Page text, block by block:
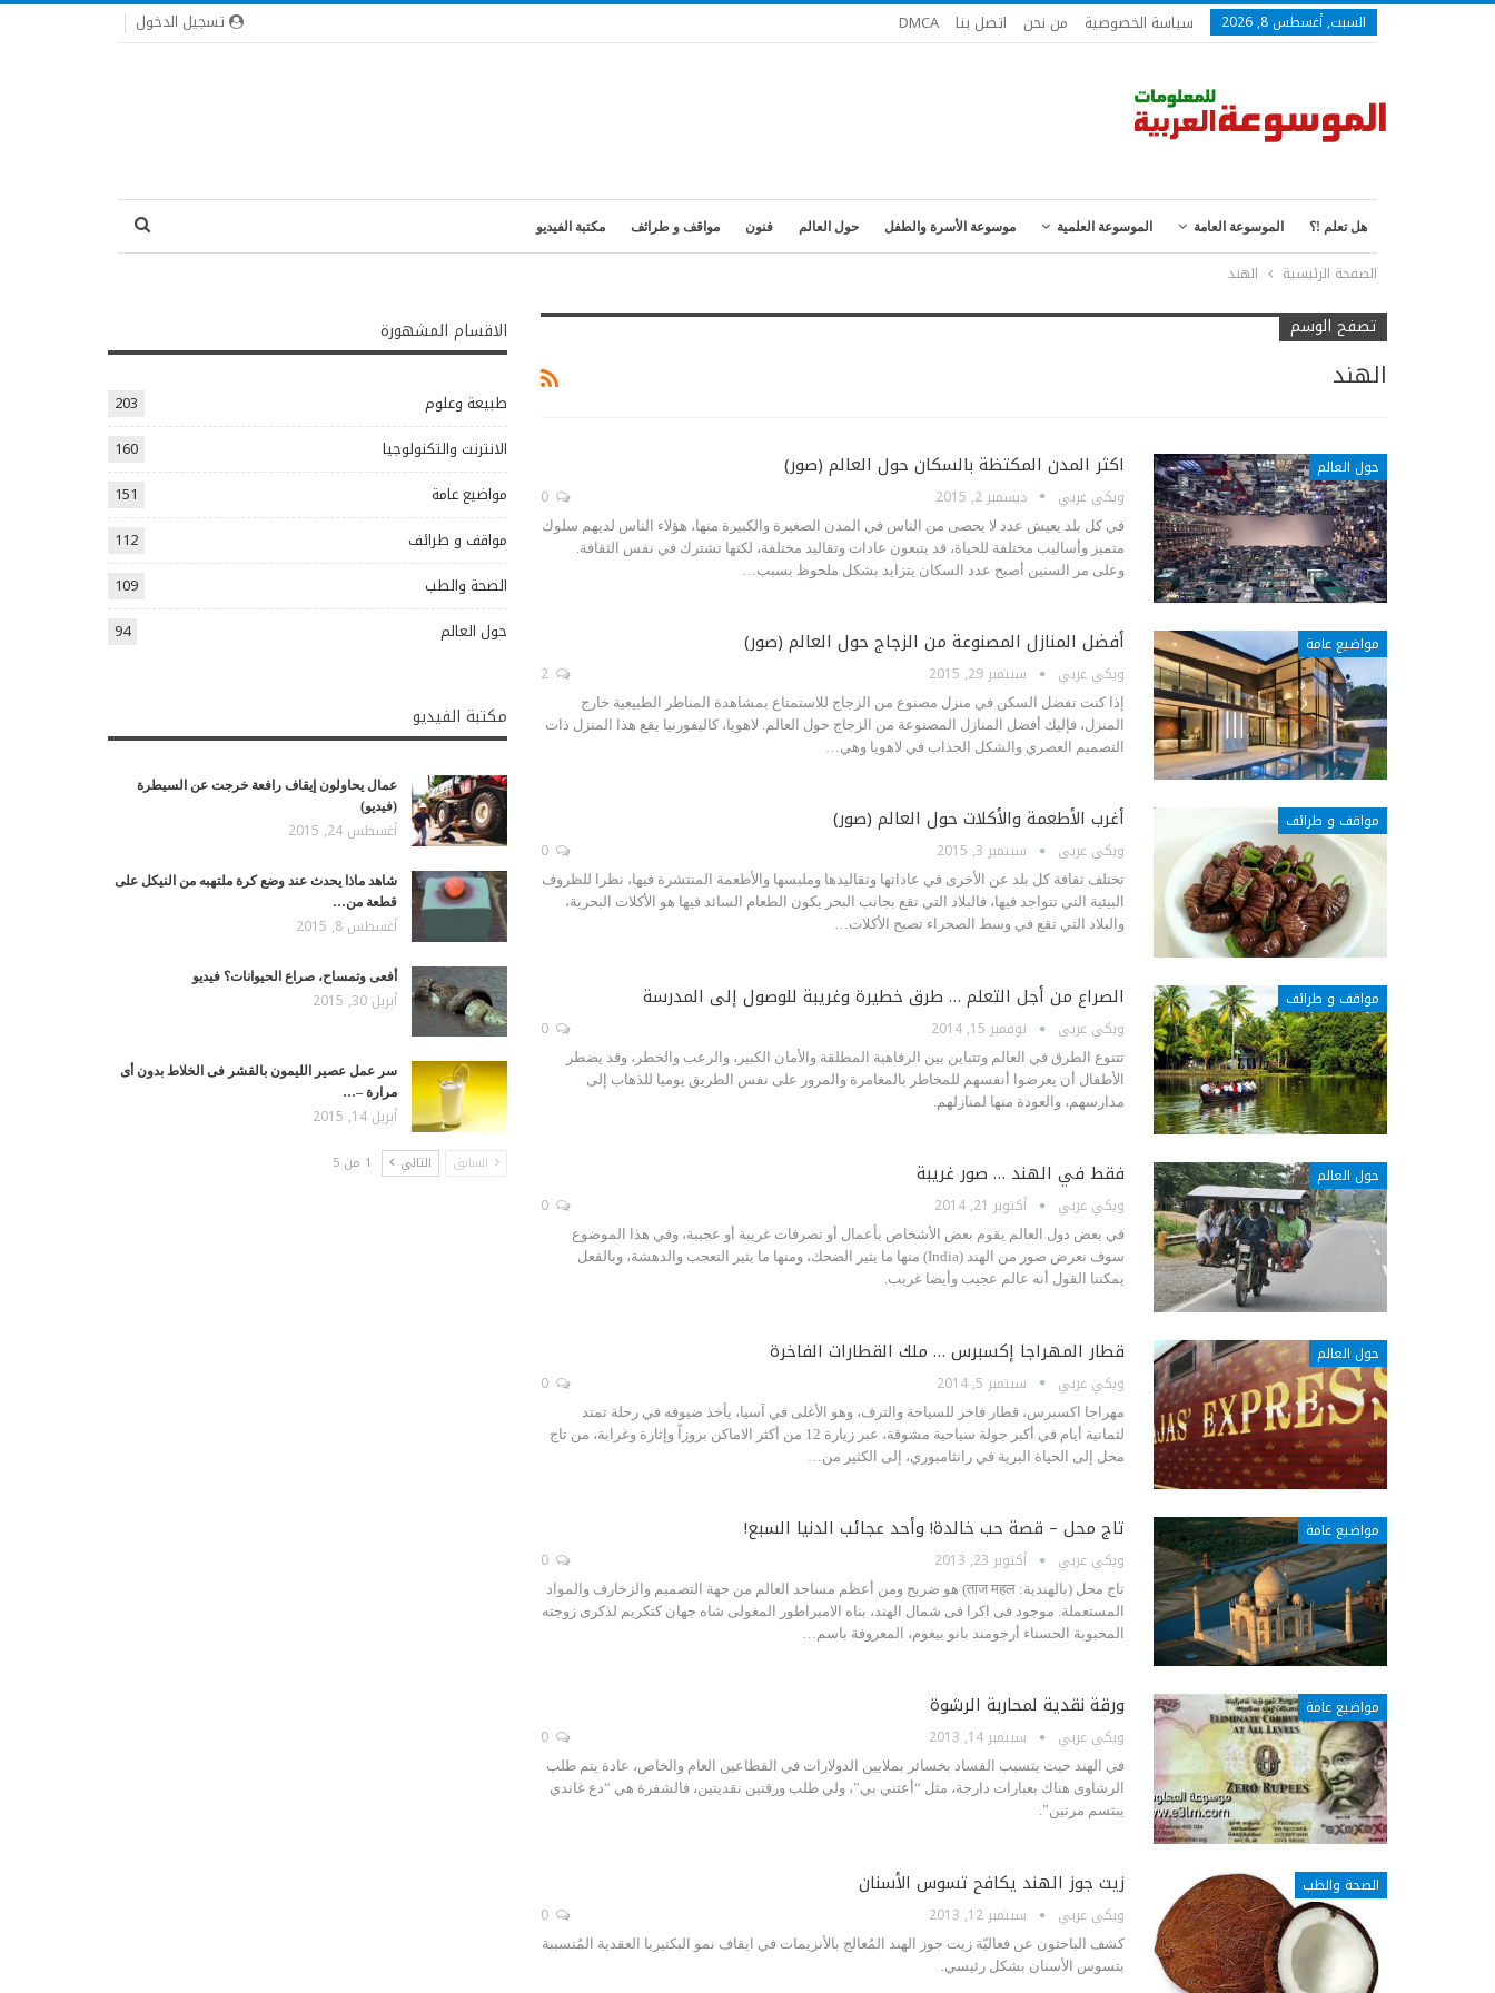
تسجيل الدخول السبت, أغسطس 8, 2026 سياسة الخصوصية من نحن اتصل بنا DMCA
هل تعلم !؟ الموسوعة العامة الموسوعة العلمية موسوعة الأسرة والطفل حول العالم فنون مواقف و طرائف مكتبة الفيديو
الصفحة الرئيسية الهند
تصفح الوسم
الهند
حول العالم اكثر المدن المكتظة بالسكان حول العالم (صور)
ويكي عربي ديسمبر 2, 2015
في كل بلد يعيش عدد لا يحصى من الناس في المدن الصغيرة والكبيرة منها، هؤلاء الناس لديهم سلوك
متميز وأساليب مختلفة للحياة، قد يتبعون عادات وتقاليد مختلفة، لكنها تشترك في نفس الثقافة.
وعلى مر السنين أصبح عدد السكان يتزايد بشكل ملحوظ بسبب…
مواضيع عامة أفضل المنازل المصنوعة من الزجاج حول العالم (صور)
ويكي عربي سبتمبر 29, 2015
إذا كنت تفضل السكن في منزل مصنوع من الزجاج للاستمتاع بمشاهدة المناظر الطبيعية خارج
المنزل، فإليك أفضل المنازل المصنوعة من الزجاج حول العالم. لاهويا، كاليفورنيا يقع هذا المنزل ذات
التصميم العصري والشكل الجذاب في لاهويا وهي…
مواقف و طرائف أغرب الأطعمة والأكلات حول العالم (صور)
ويكي عربي سبتمبر 3, 2015
تختلف ثقافة كل بلد عن الأخرى في عاداتها وتقاليدها وملبسها والأطعمة المنتشرة فيها، نظرا للظروف
البيئية التي تتواجد فيها، فالبلاد التي تقع بجانب البحر يكون الطعام السائد فيها هو الأكلات البحرية،
والبلاد التي تقع في وسط الصحراء تصبح الأكلات…
مواقف و طرائف الصراع من أجل التعلم … طرق خطيرة وغريبة للوصول إلى المدرسة
ويكي عربي نوفمبر 15, 2014
تتنوع الطرق في العالم وتتباين بين الرفاهية المطلقة والأمان الكبير، والرعب والخطر، وقد يضطر
الأطفال أن يعرضوا أنفسهم للمخاطر بالمغامرة والمرور على نفس الطريق يوميا للذهاب إلى
مدارسهم، والعودة منها لمنازلهم.
حول العالم فقط في الهند … صور غريبة
ويكي عربي أكتوبر 21, 2014
في بعض دول العالم يقوم بعض الأشخاص بأعمال أو تصرفات غريبة أو عجيبة، وفي هذا الموضوع
سوف نعرض صور من الهند (India) منها ما يثير الضحك، ومنها ما يثير التعجب والدهشة، وبالفعل
يمكننا القول أنه عالم عجيب وأيضا غريب.
حول العالم قطار المهراجا إكسبرس … ملك القطارات الفاخرة
ويكي عربي سبتمبر 5, 2014
مهراجا اكسبرس، قطار فاخر للسياحة والترف، وهو الأغلى في آسيا، يأخذ ضيوفه في رحلة تمتد
لثمانية أيام في أكبر جولة سياحية مشوقة، عبر زيارة 12 من أكثر الاماكن بروزاً وإثارة وغرابة، من تاج
محل إلى الحياة البرية في رانثامبوري، إلى الكثير من…
مواضيع عامة تاج محل – قصة حب خالدة! وأحد عجائب الدنيا السبع!
ويكي عربي أكتوبر 23, 2013
تاج محل (بالهندية:‏ ताज महल‏)‏ هو ضريح ومن أعظم مساجد العالم من جهة التصميم والزخارف والمواد
المستعملة. موجود فى اكرا فى شمال الهند، بناه الامبراطور المغولى شاه جهان كتكريم لذكرى زوجته
المحبوبة الحسناء أرجومند بانو بيغوم، المعروفة باسم…
مواضيع عامة ورقة نقدية لمحاربة الرشوة
ويكي عربي سبتمبر 14, 2013
في الهند حيث يتسبب الفساد بخسائر بملايين الدولارات في القطاعين العام والخاص، عادة يتم طلب
الرشاوى هناك بعبارات دارجة، مثل “أعتني بي”، ولي طلب ورقتين نقديتين، فالشفرة هي “دع غاندي
يبتسم مرتين”.
الصحة والطب زيت جوز الهند يكافح تسوس الأسنان
ويكي عربي سبتمبر 12, 2013
كشف الباحثون عن فعاليّة زيت جوز الهند المُعالج بالأنزيمات في ايقاف نمو البكتيريا العقدية المُتسببة
بتسوس الأسنان بشكل رئيسي.
الاقسام المشهورة
طبيعة وعلوم
203
الانترنت والتكنولوجيا
160
مواضيع عامة
151
مواقف و طرائف
112
الصحة والطب
109
حول العالم
94
مكتبة الفيديو
عمال يحاولون إيقاف رافعة خرجت عن السيطرة
(فيديو)
أغسطس 24, 2015
شاهد ماذا يحدث عند وضع كرة ملتهبه من النيكل على
قطعة من…
أغسطس 8, 2015
أفعى وتمساح، صراع الحيوانات؟ فيديو
أبريل 30, 2015
سر عمل عصير الليمون بالقشر فى الخلاط بدون أى
مرارة –…
أبريل 14, 2015
السابق التالي 1 من 5